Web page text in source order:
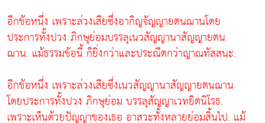
อีกข้อหนึ่ง เพราะล่วงเสียซึ่งอากิญจัญญายตนฌานโดย
ประการทั้งปวง ภิกษุย่อมบรรลุเนวสัญญานาสัญญายตน
ฌาน. แม้ธรรมข้อนี้ ก็ยิ่งกว่าและประณีตกว่าญาณทัสสนะ.
อีกข้อหนึ่ง เพราะล่วงเสียซึ่งเนวสัญญานาสัญญายตนฌาน
โดยประการทั้งปวง ภิกษุย่อม บรรลุสัญญาเวทยิตนิโรธ.
เพราะเห็นด้วยปัญญาของเธอ อาสวะทั้งหลายย่อมสิ้นไป. แม้